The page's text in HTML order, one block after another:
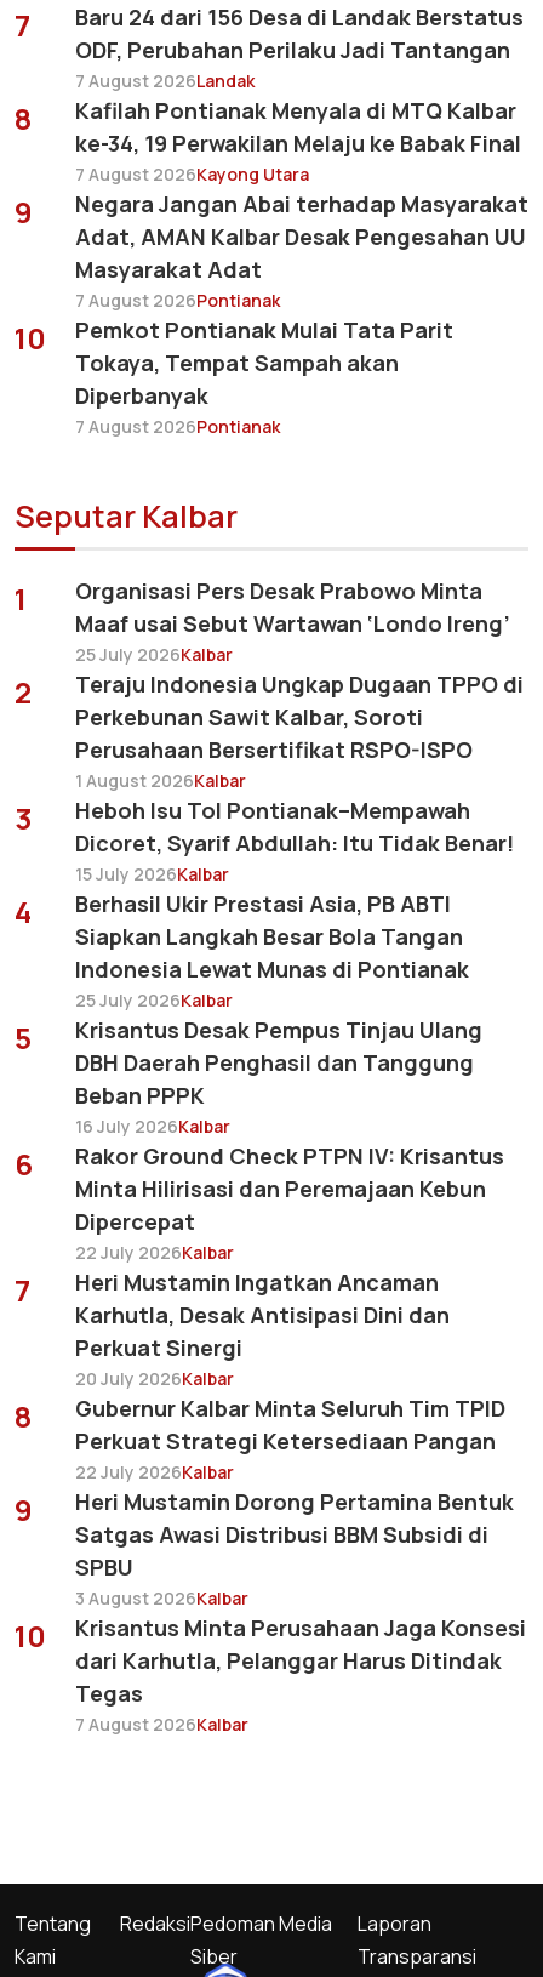
7
Baru 24 dari 156 Desa di Landak Berstatus
ODF, Perubahan Perilaku Jadi Tantangan
7 August 2026Landak
8
Kafilah Pontianak Menyala di MTQ Kalbar
ke-34, 19 Perwakilan Melaju ke Babak Final
7 August 2026Kayong Utara
9
Negara Jangan Abai terhadap Masyarakat
Adat, AMAN Kalbar Desak Pengesahan UU
Masyarakat Adat
7 August 2026Pontianak
10
Pemkot Pontianak Mulai Tata Parit
Tokaya, Tempat Sampah akan
Diperbanyak
7 August 2026Pontianak
Seputar Kalbar
1
Organisasi Pers Desak Prabowo Minta
Maaf usai Sebut Wartawan ‘Londo Ireng’
25 July 2026Kalbar
2
Teraju Indonesia Ungkap Dugaan TPPO di
Perkebunan Sawit Kalbar, Soroti
Perusahaan Bersertifikat RSPO-ISPO
1 August 2026Kalbar
3
Heboh Isu Tol Pontianak–Mempawah
Dicoret, Syarif Abdullah: Itu Tidak Benar!
15 July 2026Kalbar
4
Berhasil Ukir Prestasi Asia, PB ABTI
Siapkan Langkah Besar Bola Tangan
Indonesia Lewat Munas di Pontianak
25 July 2026Kalbar
5
Krisantus Desak Pempus Tinjau Ulang
DBH Daerah Penghasil dan Tanggung
Beban PPPK
16 July 2026Kalbar
6
Rakor Ground Check PTPN IV: Krisantus
Minta Hilirisasi dan Peremajaan Kebun
Dipercepat
22 July 2026Kalbar
7
Heri Mustamin Ingatkan Ancaman
Karhutla, Desak Antisipasi Dini dan
Perkuat Sinergi
20 July 2026Kalbar
8
Gubernur Kalbar Minta Seluruh Tim TPID
Perkuat Strategi Ketersediaan Pangan
22 July 2026Kalbar
9
Heri Mustamin Dorong Pertamina Bentuk
Satgas Awasi Distribusi BBM Subsidi di
SPBU
3 August 2026Kalbar
10
Krisantus Minta Perusahaan Jaga Konsesi
dari Karhutla, Pelanggar Harus Ditindak
Tegas
7 August 2026Kalbar
Tentang
Kami
RedaksiPedoman Media
Siber
Laporan
Transparansi